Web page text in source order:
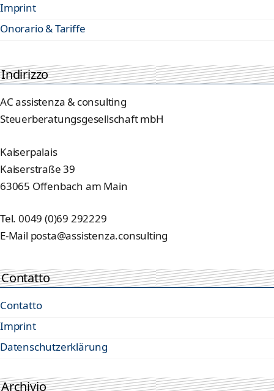
Imprint
Onorario & Tariffe
Indirizzo
AC assistenza & consulting
Steuerberatungsgesellschaft mbH
Kaiserpalais
Kaiserstraße 39
63065 Offenbach am Main
Tel. 0049 (0)69 292229
E-Mail posta@assistenza.consulting
Contatto
Contatto
Imprint
Datenschutzerklärung
Archivio